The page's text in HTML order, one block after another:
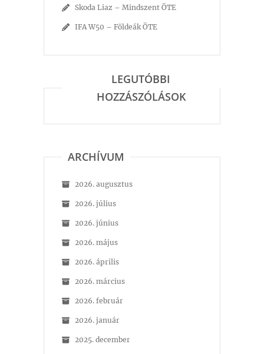
Skoda Liaz – Mindszent ÖTE
IFA W50 – Földeák ÖTE
LEGUTÓBBI
HOZZÁSZÓLÁSOK
ARCHÍVUM
2026. augusztus
2026. július
2026. június
2026. május
2026. április
2026. március
2026. február
2026. január
2025. december